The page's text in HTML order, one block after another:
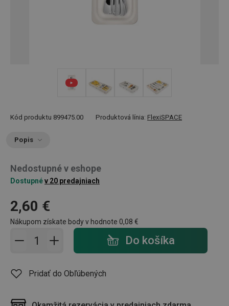
Kód produktu 899475.00 Produktová línia: FlexiSPACE
Popis
Nedostupné v eshope
Dostupnév 20 predajniach
2,60 €
Nákupom získate body v hodnote 0,08 €
Pridať do košíka - počet Do košíka
Pridať do Obľúbených